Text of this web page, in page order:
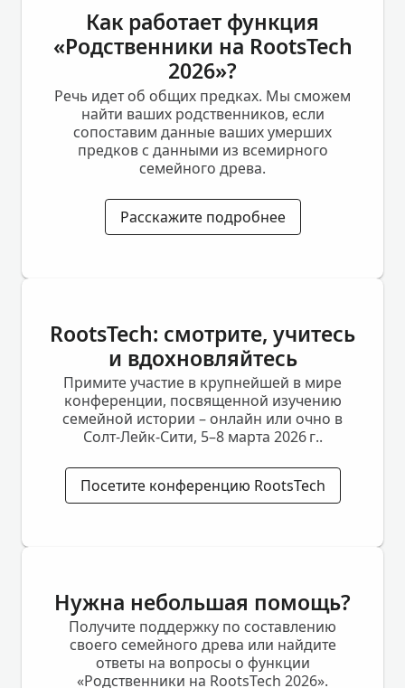
Как работает функция
«Родственники на RootsTech
2026»?
Речь идет об общих предках. Мы сможем
найти ваших родственников, если
сопоставим данные ваших умерших
предков с данными из всемирного
семейного древа.
Расскажите подробнее
RootsTech: смотрите, учитесь
и вдохновляйтесь
Примите участие в крупнейшей в мире
конференции, посвященной изучению
семейной истории – онлайн или очно в
Солт-Лейк-Сити, 5–8 марта 2026 г..
Посетите конференцию RootsTech
Нужна небольшая помощь?
Получите поддержку по составлению
своего семейного древа или найдите
ответы на вопросы о функции
«Родственники на RootsTech 2026».